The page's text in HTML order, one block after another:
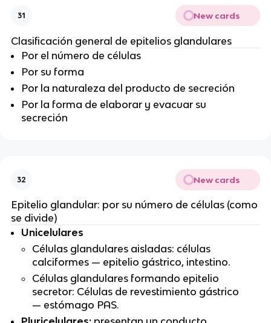
31 New cards
Clasificación general de epitelios glandulares
Por el número de células
Por su forma
Por la naturaleza del producto de secreción
Por la forma de elaborar y evacuar su
secreción
32 New cards
Epitelio glandular: por su número de células (como
se divide)
Unicelulares
Células glandulares aisladas: células
calciformes — epitelio gástrico, intestino.
Células glandulares formando epitelio
secretor: Células de revestimiento gástrico
— estómago PAS.